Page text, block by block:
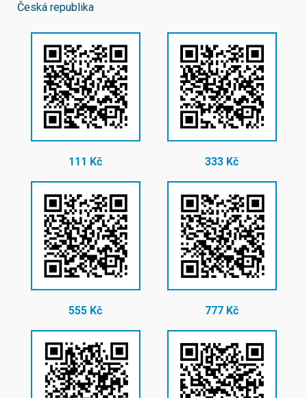
Česká republika
111 Kč 333 Kč
555 Kč 777 Kč